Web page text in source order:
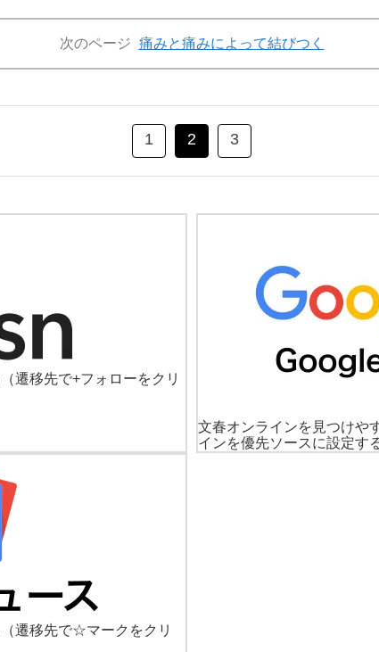
次のページ 痛みと痛みによって結びつく
1 2 3
（遷移先で+フォローをクリ
文春オンラインを見つけや
インを優先ソースに設定する
（遷移先で☆マークをクリ